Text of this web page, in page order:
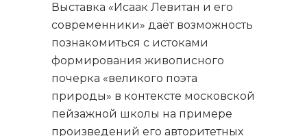
Выставка «Исаак Левитан и его
современники» даёт возможность
познакомиться с истоками
формирования живописного
почерка «великого поэта
природы» в контексте московской
пейзажной школы на примере
произведений его авторитетных